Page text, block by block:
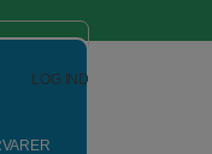
LOG IND